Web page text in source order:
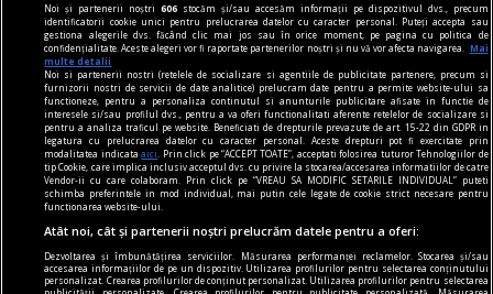
prof, viața mea
Viitorul începe ieri
Au mai fost și alte titluri, bineînțeles, poate nu
Noi și partenerii noștri606 stocăm și/sau accesăm informații pe dispozitivul dvs., precum
identificatorii cookie unici pentru prelucrarea datelor cu caracter personal. Puteți accepta sau
gestiona alegerile dvs. făcând clic mai jos sau în orice moment, pe pagina cu politica de
confidențialitate. Aceste alegeri vor fi raportate partenerilor noștri și nu vă vor afecta navigarea.
Mai
multe detalii
Noi si partenerii nostri (retelele de socializare si agentiile de publicitate partenere, precum si
furnizorii nostri de servicii de date analitice) prelucram date pentru a permite website-ului sa
functioneze, pentru a personaliza continutul si anunturile publicitare afisate in functie de
interesele si/sau profilul dvs., pentru a va oferi functionalitati aferente retelelor de socializare si
pentru a analiza traficul pe website. Beneficiati de drepturile prevazute de art. 15-22 din GDPR in
legatura cu prelucrarea datelor cu caracter personal. Aceste drepturi pot fi exercitate prin
modalitatea indicataaici
. Prin click pe “ACCEPT TOATE”, acceptati folosirea tuturor Tehnologiilor de
tip Cookie, care implica inclusiv acceptul dvs. cu privire la stocarea/accesarea informatiilor de catre
Vendor-ii cu care colaboram. Prin click pe “VREAU SA MODIFIC SETARILE INDIVIDUAL” puteti
schimba preferintele in mod individual, mai putin cele legate de cookie strict necesare pentru
functionarea website-ului.
Atât noi, cât și partenerii noștri prelucrăm datele pentru a oferi:
Dezvoltarea și îmbunătățirea serviciilor. Măsurarea performanței reclamelor. Stocarea și/sau
accesarea informațiilor de pe un dispozitiv. Utilizarea profilurilor pentru selectarea conținutului
personalizat. Crearea profilurilor de conținut personalizat. Utilizarea profilurilor pentru selectarea